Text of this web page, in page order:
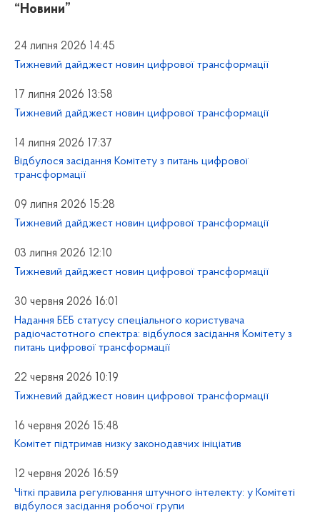
“Новини”
24 липня 2026 14:45
Тижневий дайджест новин цифрової трансформації
17 липня 2026 13:58
Тижневий дайджест новин цифрової трансформації
14 липня 2026 17:37
Відбулося засідання Комітету з питань цифрової
трансформації
09 липня 2026 15:28
Тижневий дайджест новин цифрової трансформації
03 липня 2026 12:10
Тижневий дайджест новин цифрової трансформації
30 червня 2026 16:01
Надання БЕБ статусу спеціального користувача
радіочастотного спектра: відбулося засідання Комітету з
питань цифрової трансформації
22 червня 2026 10:19
Тижневий дайджест новин цифрової трансформації
16 червня 2026 15:48
Комітет підтримав низку законодавчих ініціатив
12 червня 2026 16:59
Чіткі правила регулювання штучного інтелекту: у Комітеті
відбулося засідання робочої групи